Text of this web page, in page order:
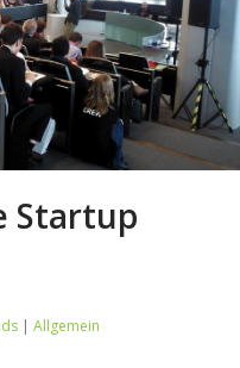
Startup
| Allgemein